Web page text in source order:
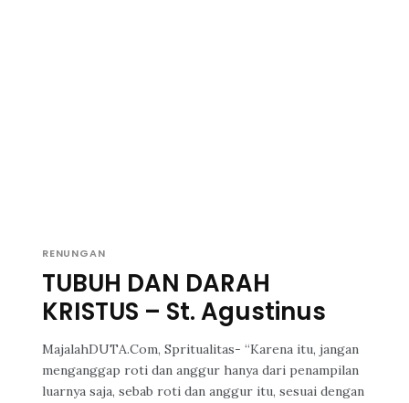
RENUNGAN
TUBUH DAN DARAH
KRISTUS – St. Agustinus
MajalahDUTA.Com, Spritualitas- “Karena itu, jangan
menganggap roti dan anggur hanya dari penampilan
luarnya saja, sebab roti dan anggur itu, sesuai dengan